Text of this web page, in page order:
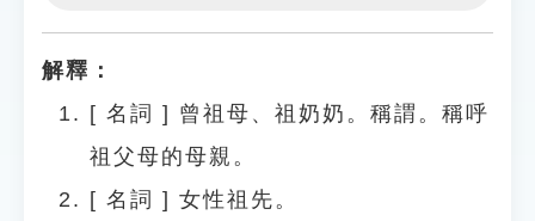
貓頭鷹博士
解釋：
[ 名詞 ] 曾祖母、祖奶奶。稱謂。稱呼
祖父母的母親。
[ 名詞 ] 女性祖先。